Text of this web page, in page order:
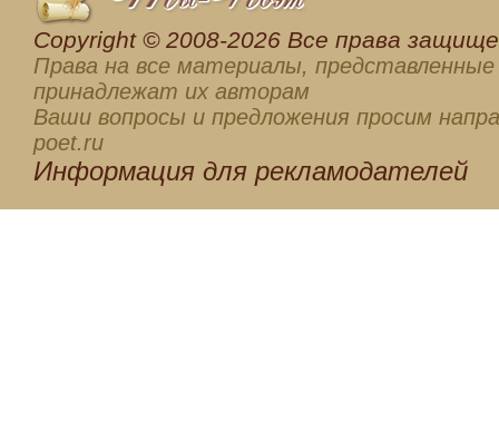
Сopyright © 2008-2026 Все права
Права на все материалы, представленные
принадлежат их авторам
Ваши вопросы и предложения просим
poet.ru
Информация для рекламодателей